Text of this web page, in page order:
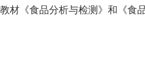
《食品分析与检测》和《食